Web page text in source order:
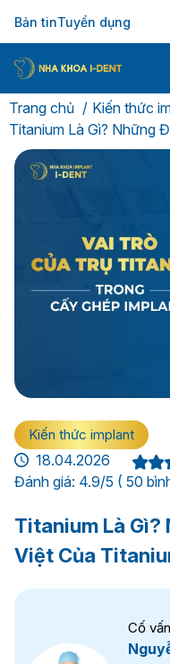
Bản tinTuyển dụng
Trang chủ
Kiến thức
Titanium Là Gì? Những
Kiến thức implant
18.04.2026
Đánh giá: 4.9/5 ( 50
Titanium Là Gì?
Việt Của
Cố